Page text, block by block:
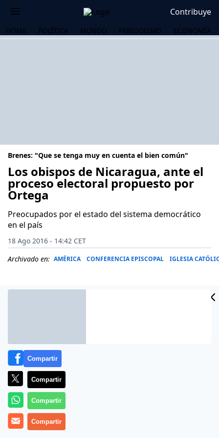
Contribuye
HOME POLÍTICA MUNDO PERIODISMO ECONOMÍA
Brenes: "Que se tenga muy en cuenta el bien común"
Los obispos de Nicaragua, ante el
proceso electoral propuesto por
Ortega
Preocupados por el estado del sistema democrático
en el país
18 Ago 2016 - 14:42 CET
Archivado en: AMÉRICA CONFERENCIA EPISCOPAL IGLESIA
Más información
Compartir
Compartir
Compartir
Compartir